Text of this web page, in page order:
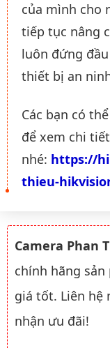
của mình cho
tiếp tục nâng
luôn đứng
thiết bị an
Các bạn có
để xem chi
nhé: https://
thieu-
Camera Phan
chính hãng sản
giá tốt. Liên hệ
nhận ưu đãi!